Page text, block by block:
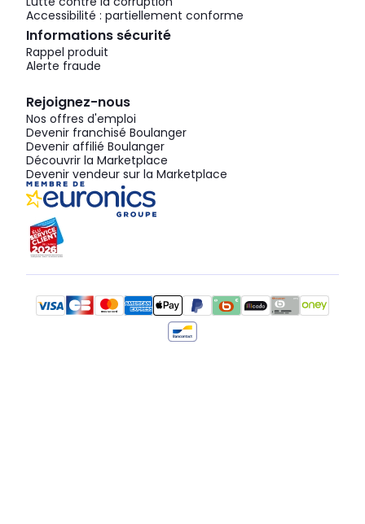
Accessibilité : partiellement conforme
Informations sécurité
Rappel produit
Alerte fraude
Rejoignez-nous
Nos offres d'emploi
Devenir franchisé Boulanger
Devenir affilié Boulanger
Découvrir la Marketplace
Devenir vendeur sur la Marketplace